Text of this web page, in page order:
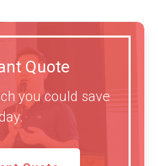
Quote
you could save